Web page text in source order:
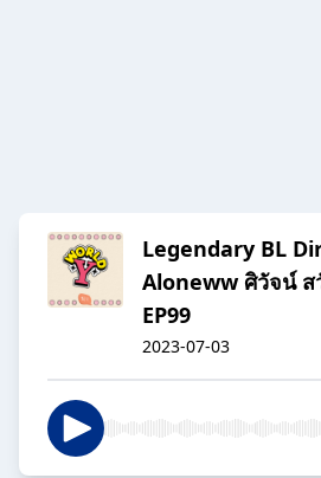
Legendary BL
Aloneww ศิวัจน์
EP99
2023-07-03